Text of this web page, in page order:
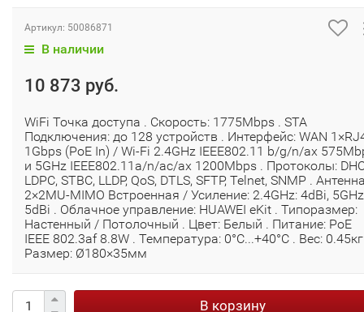
Артикул: 50086871
В наличии
10 873 руб.
WiFi Точка доступа . Скорость: 1775Mbps . STA
Подключения: до 128 устройств . Интерфейс: WAN
1Gbps (PoE In) / Wi-Fi 2.4GHz IEEE802.11 b/g/n/ax
и 5GHz IEEE802.11a/n/ac/ax 1200Mbps . Протоколы:
LDPC, STBC, LLDP, QoS, DTLS, SFTP, Telnet, SNMP .
2×2MU-MIMO Встроенная / Усиление: 2.4GHz: 4dBi,
5dBi . Облачное управление: HUAWEI eKit . Типоразмер:
Настенный / Потолочный . Цвет: Белый . Питание: PoE
IEEE 802.3af 8.8W . Температура: 0°C...+40°C . Вес:
Размер: Ø180×35мм
В корзину